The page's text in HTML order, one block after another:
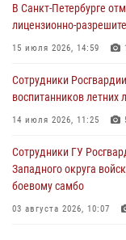
В Выборгском районе
разыскиваемый
05 августа 2026, 12:25
Петербургские
автомобиль, ранее
Ленобласти
В Санкт-Петербурге
лицензионно-
15 июля 2026, 14:59
Сотрудники
воспитанников летних
14 июля 2026, 11:25
Сотрудники ГУ
Западного округа
боевому самбо
03 августа 2026, 10:07